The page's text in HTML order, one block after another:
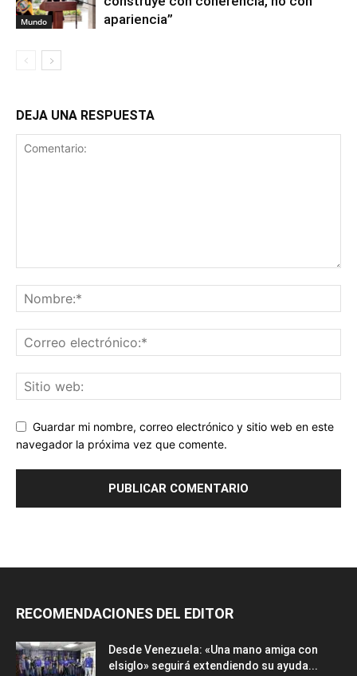
Mundo
apariencia”
DEJA UNA RESPUESTA
Guardar mi nombre, correo electrónico y sitio web en este
navegador la próxima vez que comente.
RECOMENDACIONES DEL EDITOR
Desde Venezuela: «Una mano amiga con
elsiglo» seguirá extendiendo su ayuda...